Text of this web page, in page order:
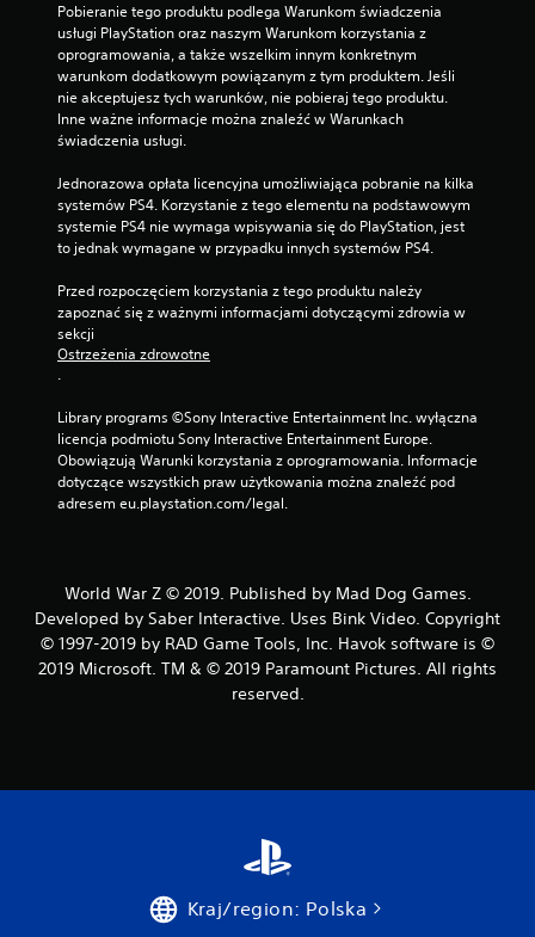
Pobieranie tego produktu podlega Warunkom świadczenia
usługi PlayStation oraz naszym Warunkom korzystania z
oprogramowania, a także wszelkim innym konkretnym
warunkom dodatkowym powiązanym z tym produktem. Jeśli
nie akceptujesz tych warunków, nie pobieraj tego produktu.
Inne ważne informacje można znaleźć w Warunkach
świadczenia usługi.
Jednorazowa opłata licencyjna umożliwiająca pobranie na kilka
systemów PS4. Korzystanie z tego elementu na podstawowym
systemie PS4 nie wymaga wpisywania się do PlayStation, jest
to jednak wymagane w przypadku innych systemów PS4.
Przed rozpoczęciem korzystania z tego produktu należy
zapoznać się z ważnymi informacjami dotyczącymi zdrowia w
sekcji
Ostrzeżenia zdrowotne
.
Library programs ©Sony Interactive Entertainment Inc. wyłączna
licencja podmiotu Sony Interactive Entertainment Europe.
Obowiązują Warunki korzystania z oprogramowania. Informacje
dotyczące wszystkich praw użytkowania można znaleźć pod
adresem eu.playstation.com/legal.
World War Z © 2019. Published by Mad Dog Games.
Developed by Saber Interactive. Uses Bink Video. Copyright
© 1997-2019 by RAD Game Tools, Inc. Havok software is ©
2019 Microsoft. TM & © 2019 Paramount Pictures. All rights
reserved.
Kraj/region: Polska